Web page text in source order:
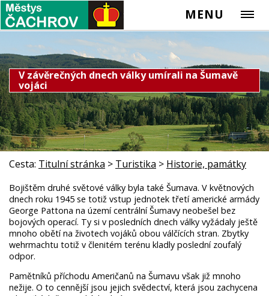
MENU
V závěrečných dnech války umírali na Šumavě
vojáci
Cesta: Titulní stránka > Turistika > Historie, památky
Bojištěm druhé světové války byla také Šumava. V květnových
dnech roku 1945 se totiž vstup jednotek třetí americké armády
George Pattona na území centrální Šumavy neobešel bez
bojových operací. Ty si v posledních dnech války vyžádaly ještě
mnoho obětí na životech vojáků obou válčících stran. Zbytky
wehrmachtu totiž v členitém terénu kladly poslední zoufalý
odpor.
Pamětníků příchodu Američanů na Šumavu však již mnoho
nežije. O to cennější jsou jejich svědectví, která jsou zachycena